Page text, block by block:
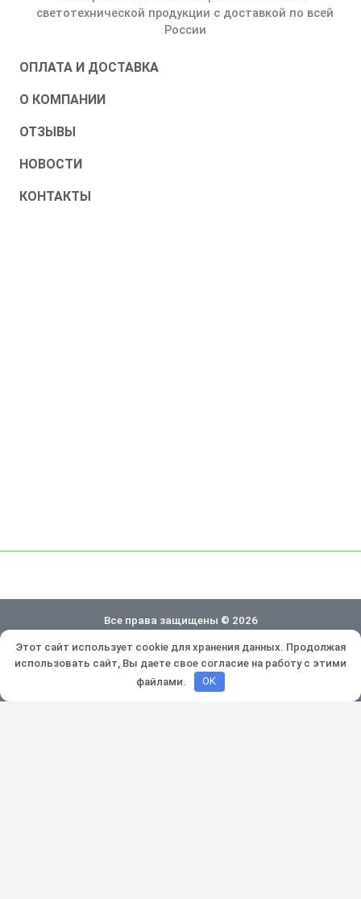
светотехнической продукции с доставкой по всей
России
ОПЛАТА И ДОСТАВКА
О КОМПАНИИ
ОТЗЫВЫ
НОВОСТИ
КОНТАКТЫ
Все права защищены © 2026
Политика конфиденциальности
Разработка и продвижение:
Этот сайт использует cookie для хранения данных. Продолжая
использовать сайт, Вы даете свое согласие на работу с этими
файлами.
OK